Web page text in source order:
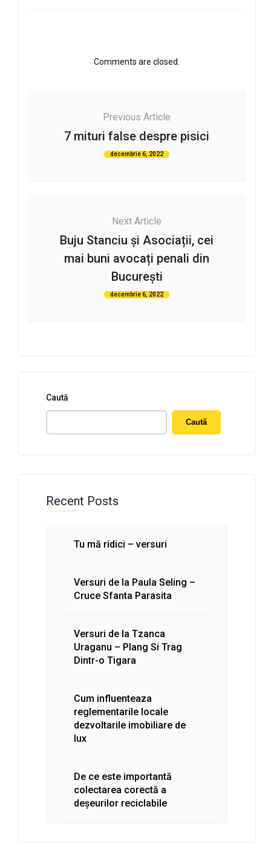
Comments are closed.
Previous Article
7 mituri false despre pisici
decembrie 6, 2022
Next Article
Buju Stanciu și Asociații, cei
mai buni avocați penali din
București
decembrie 6, 2022
Caută
Caută
Recent Posts
Tu mă ridici – versuri
Versuri de la Paula Seling –
Cruce Sfanta Parasita
Versuri de la Tzanca
Uraganu – Plang Si Trag
Dintr-o Tigara
Cum influenteaza
reglementarile locale
dezvoltarile imobiliare de
lux
De ce este importantă
colectarea corectă a
deșeurilor reciclabile